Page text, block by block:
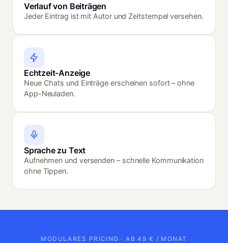
Verlauf von Beiträgen
Jeder Eintrag ist mit Autor und Zeitstempel versehen.
Echtzeit-Anzeige
Neue Chats und Einträge erscheinen sofort – ohne
App-Neuladen.
Sprache zu Text
Aufnehmen und versenden – schnelle Kommunikation
ohne Tippen.
MODULARES PRICING · AB 49 € / MONAT